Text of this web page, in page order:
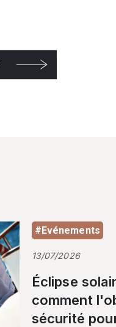
#Evénements
13/07/2026
Éclipse
comment
sécurité